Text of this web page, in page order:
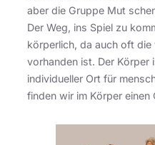
aber die Gruppe Mut
Der Weg, ins Spiel zu
körperlich, da auch oft
vorhanden ist. Der Körper
individueller Ort für
finden wir im Körper einen